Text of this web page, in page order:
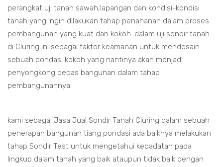
perangkat uji tanah sawah,lapangan dan kondisi-kondisi
tanah yang ingin dilakukan tahap penahanan dalam proses
pembangunan yang kuat dan kokoh. dalam uji sondir tanah
di Cluring ini sebagai faktor keamanan untuk mendesain
sebuah pondasi kokoh yang nantinya akan menjadi
penyongkong bebas bangunan dalam tahap
pembangunannya.
kami sebagai Jasa Jual Sondir Tanah Cluring dalam sebuah
penerapan bangunan tiang pondasi ada baiknya melakukan
tahap Sondir Test untuk mengetahui kepadatan pada
lingkup dalam tanah yang baik ataupun tidak baik dengan